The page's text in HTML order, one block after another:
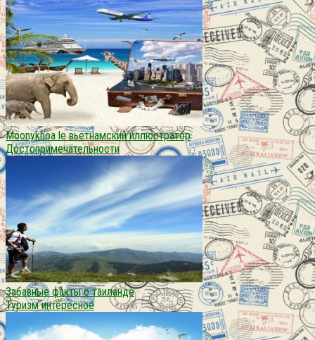
Moonykhoa le вьетнамский иллюстратор
Достопримечательности
Забавные факты о таиланде
Туризм интересное